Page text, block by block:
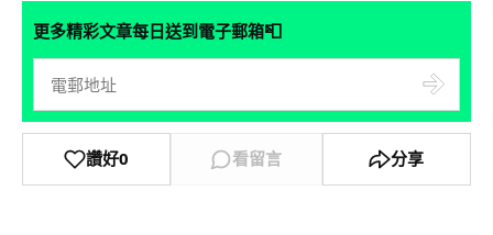
更多精彩文章每日送到電子郵箱📮
讚好0 看留言 分享